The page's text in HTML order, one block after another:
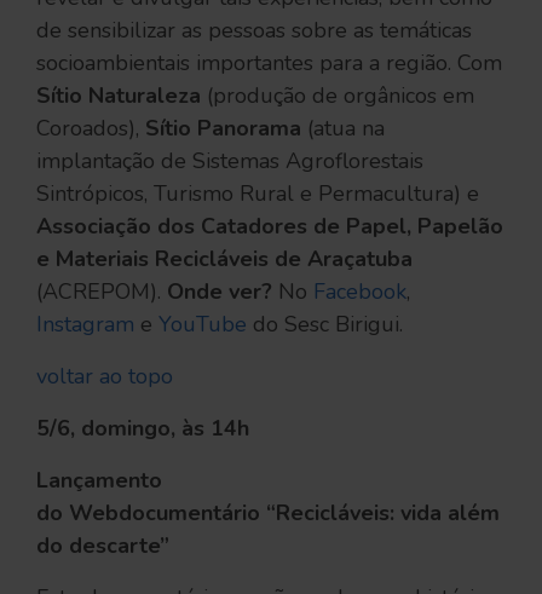
de sensibilizar as pessoas sobre as temáticas
socioambientais importantes para a região. Com
Sítio Naturaleza (produção de orgânicos em
Coroados), Sítio Panorama (atua na
implantação de Sistemas Agroflorestais
Sintrópicos, Turismo Rural e Permacultura) e
Associação dos Catadores de Papel, Papelão
e Materiais Recicláveis de Araçatuba
(ACREPOM). Onde ver? No Facebook,
Instagram e YouTube do Sesc Birigui.
voltar ao topo
5/6, domingo, às 14h
Lançamento
do Webdocumentário “Recicláveis: vida além
do descarte”